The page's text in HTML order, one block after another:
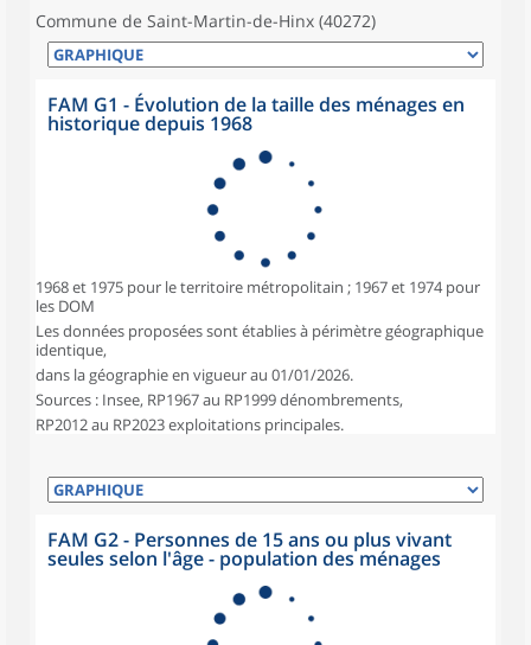
Commune de Saint-Martin-de-Hinx (40272)
FAM G1 - Évolution de la taille des ménages en
historique depuis 1968
1968 et 1975 pour le territoire métropolitain ; 1967 et 1974 pour
les DOM
Les données proposées sont établies à périmètre géographique
identique,
dans la géographie en vigueur au 01/01/2026.
Sources : Insee, RP1967 au RP1999 dénombrements,
RP2012 au RP2023 exploitations principales.
FAM G2 - Personnes de 15 ans ou plus vivant
seules selon l'âge - population des ménages